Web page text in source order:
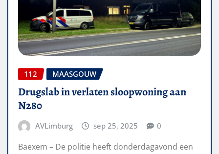
112 MAASGOUW
Drugslab in verlaten sloopwoning aan
N280
AVLimburg sep 25, 2025 0
Baexem – De politie heeft donderdagavond een